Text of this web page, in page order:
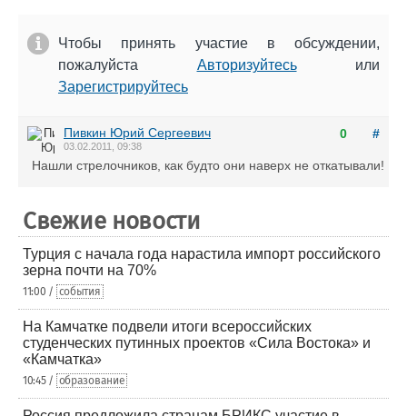
Чтобы принять участие в обсуждении,
пожалуйста Авторизуйтесьили
Зарегистрируйтесь
0 #
Пивкин Юрий Сергеевич
03.02.2011, 09:38
Нашли стрелочников, как будто они наверх не откатывали!
Свежие новости
Турция с начала года нарастила импорт российского
зерна почти на 70%
11:00 / события
На Камчатке подвели итоги всероссийских
студенческих путинных проектов «Сила Востока» и
«Камчатка»
10:45 / образование